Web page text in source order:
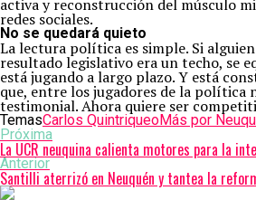
activa y reconstrucción del músculo
redes sociales.
No se quedará quieto
La lectura política es simple. Si
resultado legislativo era un techo, se
está jugando a largo plazo. Y está
que, entre los jugadores de la política
testimonial. Ahora quiere ser
TemasCarlos QuintriqueoMás por
Próxima
La UCR neuquina calienta motores para la
Anterior
Santilli aterrizó en Neuquén y tantea la